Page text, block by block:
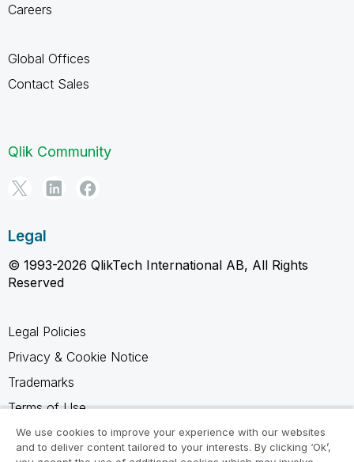
Careers
Global Offices
Contact Sales
Qlik Community
Legal
© 1993-2026 QlikTech International AB, All Rights
Reserved
Legal Policies
Privacy & Cookie Notice
Trademarks
Terms of Use
Legal Agreements
Product Terms
We use cookies to improve your experience with our websites
and to deliver content tailored to your interests. By clicking ‘Ok’,